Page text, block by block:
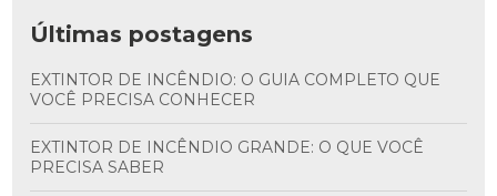
Últimas postagens
EXTINTOR DE INCÊNDIO: O GUIA COMPLETO QUE
VOCÊ PRECISA CONHECER
EXTINTOR DE INCÊNDIO GRANDE: O QUE VOCÊ
PRECISA SABER